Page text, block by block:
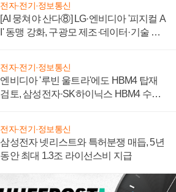
전자·전기·정보통신
[AI 뭉쳐야 산다⑧] LG·엔비디아 '피지컬 A
I' 동맹 강화, 구광모 제조·데이터·기술 결
전자·전기·정보통신
엔비디아 '루빈 울트라'에도 HBM4 탑재
검토, 삼성전자·SK하이닉스 HBM4 수율
전자·전기·정보통신
삼성전자 넷리스트와 특허분쟁 매듭, 5년
동안 최대 1.3조 라이선스비 지급